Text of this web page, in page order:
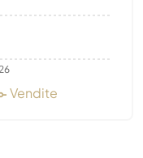
Vendite